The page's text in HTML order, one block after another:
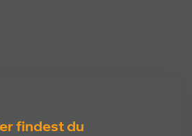
findest du